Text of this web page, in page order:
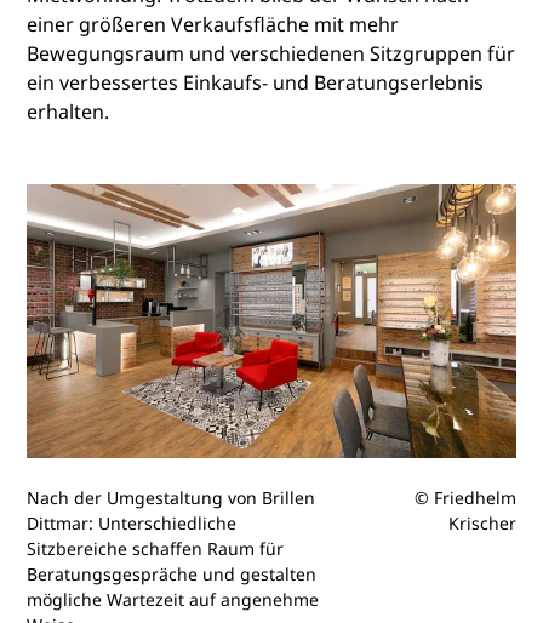
einer größeren Verkaufsfläche mit mehr
Bewegungsraum und verschiedenen Sitzgruppen für
ein verbessertes Einkaufs- und Beratungserlebnis
erhalten.
Nach der Umgestaltung von Brillen
Dittmar: Unterschiedliche
Sitzbereiche schaffen Raum für
Beratungsgespräche und gestalten
mögliche Wartezeit auf angenehme
© Friedhelm
Krischer